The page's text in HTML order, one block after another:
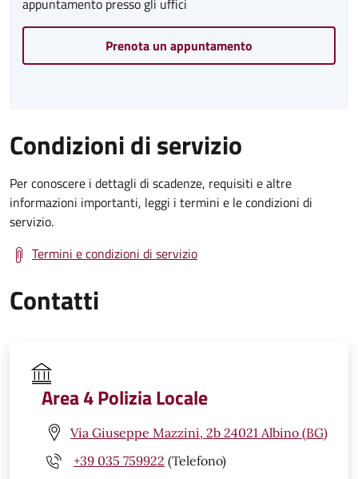
appuntamento presso gli uffici
Prenota un appuntamento
Condizioni di servizio
Per conoscere i dettagli di scadenze, requisiti e altre
informazioni importanti, leggi i termini e le condizioni di
servizio.
Termini e condizioni di servizio
Contatti
Area 4 Polizia Locale
Via Giuseppe Mazzini, 2b 24021 Albino (BG)
+39 035 759922 (Telefono)